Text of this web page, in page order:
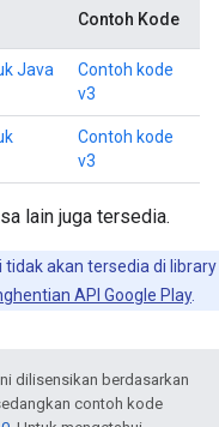
Contoh Kode
Java
Contoh kode
v3
Contoh kode
v3
lain juga tersedia.
akan tersedia di library
API Google Play.
dilisensikan berdasarkan
contoh kode